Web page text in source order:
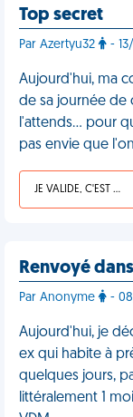
Top secret
Par Azertyu32 -
Aujourd'hui, ma
de sa journée de
l'attends… pour
pas envie que
JE VALIDE, C'EST UNE VDM
Renvoyé
Par Anonyme -
Aujourd'hui, je
ex qui habite à
quelques jours,
littéralement 1